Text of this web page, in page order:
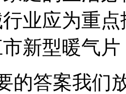
业应为重
新型暖气片
的答案我们